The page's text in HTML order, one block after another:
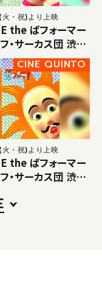
火・祝)より上映
the ぱフォーマー
・サーカス団 渋谷
：『MAGIC』
CINE QUINTO
火・祝)より上映
the ぱフォーマー
・サーカス団 渋谷